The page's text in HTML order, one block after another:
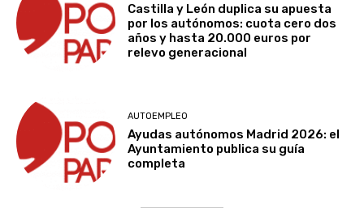
Castilla y León duplica su apuesta
por los autónomos: cuota cero dos
años y hasta 20.000 euros por
relevo generacional
AUTOEMPLEO
Ayudas autónomos Madrid 2026: el
Ayuntamiento publica su guía
completa